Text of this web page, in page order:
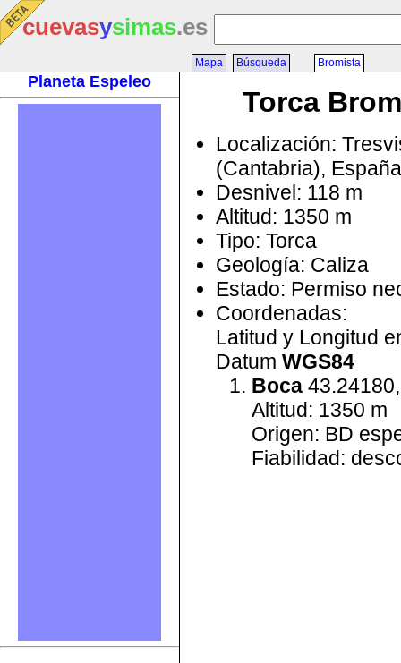
cuevasysimas.es
Planeta Espeleo
Mapa Búsqueda Bromista
Torca
Localización:
(Cantabria), España
Desnivel: 118 m
Altitud: 1350 m
Tipo: Torca
Geología: Caliza
Estado: Permiso
Coordenadas:
Latitud y Longitud
Datum WGS84
Boca
Altitud: 1350 m
Origen: BD
Fiabilidad: